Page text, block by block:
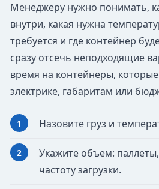
Менеджеру нужно понимать,
внутри, какая нужна
требуется и где контейнер
сразу отсечь неподходящие
время на контейнеры,
электрике, габаритам или
Назовите груз и
Укажите объем:
частоту загрузки.